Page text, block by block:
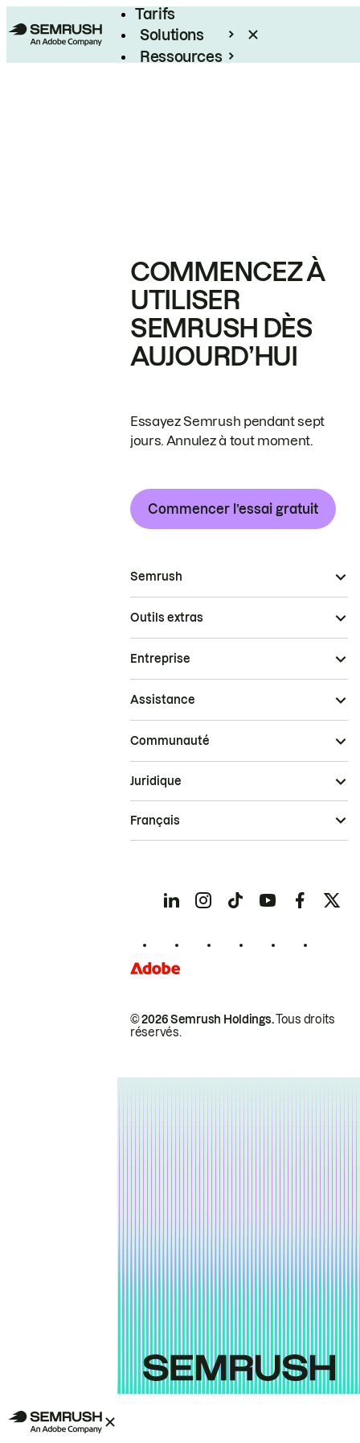
Tarifs
Solutions
Ressources
COMMENCEZ À
UTILISER
SEMRUSH DÈS
AUJOURD’HUI
Essayez Semrush pendant sept
jours. Annulez à tout moment.
Commencer l’essai gratuit
Semrush
Outils extras
Entreprise
Assistance
Communauté
© 2026 Semrush Holdings.Tous droits
réservés.
Juridique
Français